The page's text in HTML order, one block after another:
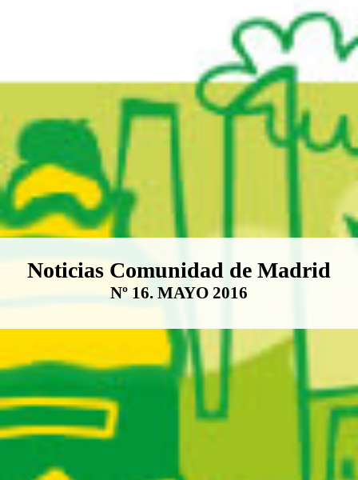
Boletín Noticias Comunidad de
Noticias Comunidad de Madrid
Nº 16. MAYO 2016